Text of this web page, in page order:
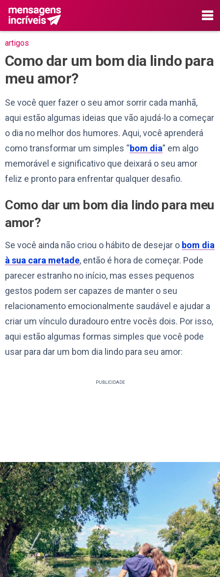
artigos
Como dar um bom dia lindo para
meu amor?
Se você quer fazer o seu amor sorrir cada manhã,
aqui estão algumas ideias que vão ajudá-lo a começar
o dia no melhor dos humores. Aqui, você aprenderá
como transformar um simples “bom dia” em algo
memorável e significativo que deixará o seu amor
feliz e pronto para enfrentar qualquer desafio.
Como dar um bom dia lindo para meu
amor?
Se você ainda não criou o hábito de desejar o bom dia
à sua cara metade, então é hora de começar. Pode
parecer estranho no início, mas esses pequenos
gestos podem ser capazes de manter o seu
relacionamento emocionalmente saudável e ajudar a
criar um vínculo duradouro entre vocês dois. Por isso,
aqui estão algumas formas simples que você pode
usar para dar um bom dia lindo para seu amor:
PUBLICIDADE